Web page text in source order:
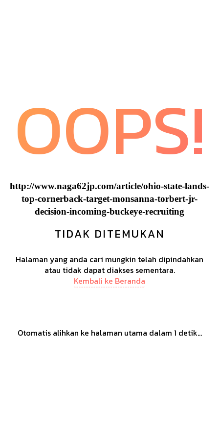
OOPS!
http://www.naga62jp.com/article/ohio-state-lands-
top-cornerback-target-monsanna-torbert-jr-
decision-incoming-buckeye-recruiting
TIDAK DITEMUKAN
Halaman yang anda cari mungkin telah dipindahkan
atau tidak dapat diakses sementara.
Kembali ke Beranda
Otomatis alihkan ke halaman utama dalam 1 detik...